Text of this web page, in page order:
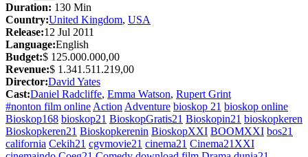
Duration: 130 Min
Country:United Kingdom, USA
Release:12 Jul 2011
Language:English
Budget:$ 125.000.000,00
Revenue:$ 1.341.511.219,00
Director:David Yates
Cast:Daniel Radcliffe, Emma Watson, Rupert Grint
#nonton film online Action Adventure bioskop 21 bioskop online
Bioskop168 bioskop21 BioskopGratis21 Bioskopin21 bioskopkeren
Bioskopkeren21 Bioskopkerenin BioskopXXI BOOMXXI bos21
california Cekih21 cgvmovie21 cinema21 Cinema21XXI